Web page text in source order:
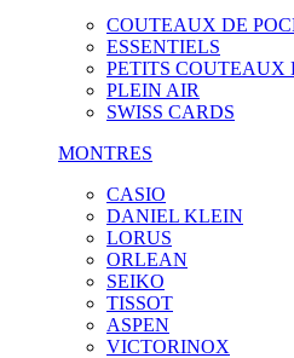
COUTEAUX DE
ESSENTIELS
PETITS COUTEAUX
PLEIN AIR
SWISS CARDS
MONTRES
CASIO
DANIEL KLEIN
LORUS
ORLEAN
SEIKO
TISSOT
ASPEN
VICTORINOX